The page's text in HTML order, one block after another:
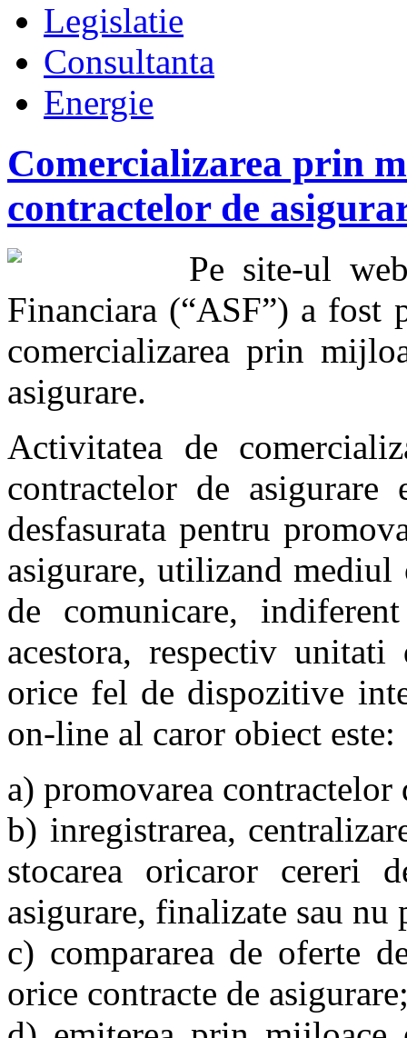
Legislatie
Consultanta
Energie
Comercializarea prin
contractelor de
Pe site-ul
Financiara (“ASF”) a fost
comercializarea prin
asigurare.
Activitatea de
contractelor de
desfasurata pentru
asigurare, utilizand
de comunicare,
acestora, respectiv
orice fel de dispozitive
on-line al caror obiect este:
a) promovarea contractelor
b) inregistrarea,
stocarea oricaror cereri
asigurare, finalizate sau nu
c) compararea de oferte
orice contracte de